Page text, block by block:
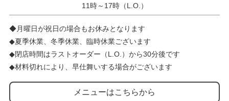
11時～17時（L.O.）
◆月曜日が祝日の場合もお休みとなります
◆夏季休業、冬季休業、臨時休業ございます
◆閉店時間はラストオーダー（L.O.）から30分後です
◆材料切れにより、早仕舞いする場合がございます
メニューはこちらから